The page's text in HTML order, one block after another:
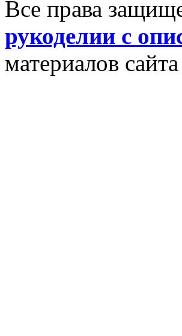
Все права
рукоделии с
материалов